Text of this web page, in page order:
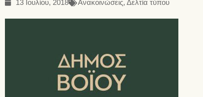
13 Ιουλίου, 2018 Ανακοινώσεις,Δελτία τύπου